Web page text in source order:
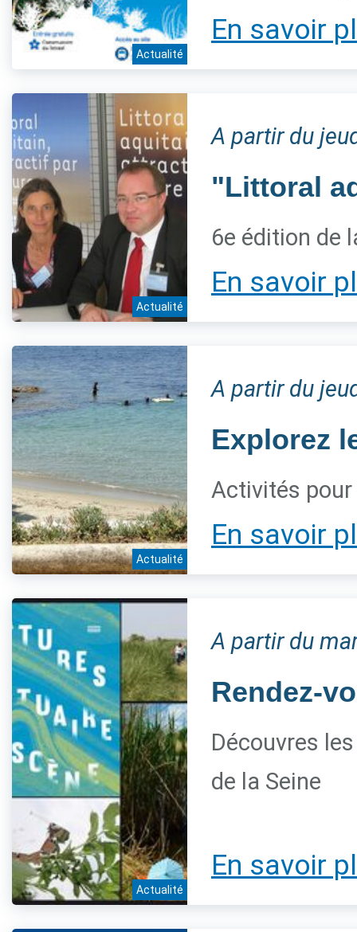
Actualité
En savoir
Actualité
A partir du
"Littoral
6e édition de
En savoir
Actualité
A partir du
Explorez
Activités
En savoir
Actualité
A partir du
Rendez-
Découvres
de la Seine
En savoir